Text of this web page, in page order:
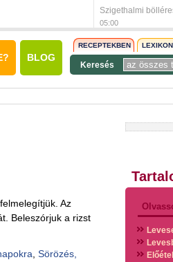
Szigethalmi
05:00
BLOG
RECEPTEKBEN
Keresés
Az
Beleszórjuk a rizst
Sörözés,